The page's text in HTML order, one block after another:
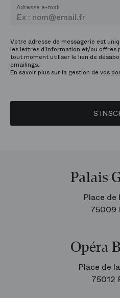
Adresse e-mail
Votre adresse de messagerie est
les lettres d’information et/ou offres
tout moment utiliser le lien de
emailings.
En savoir plus sur la gestion de vos
Palais
Place de
75009
Opéra
Place de
75012